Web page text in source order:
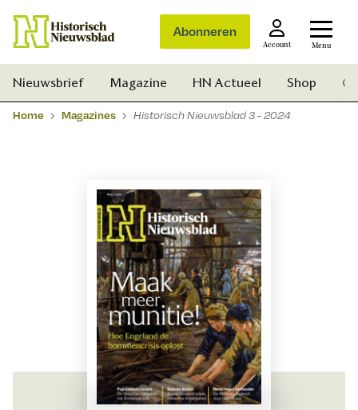
Abonneren
Account Menu
Zoek
Nieuwsbrief Magazine HN Actueel Shop
Home Magazines Historisch Nieuwsblad 3 - 2024